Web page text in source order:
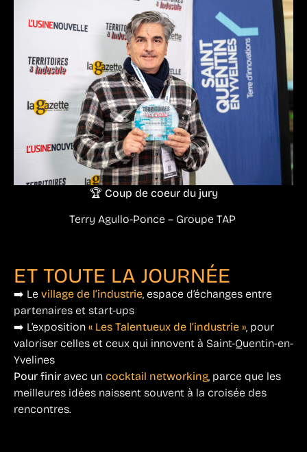
🏆 Coup de coeur du jury
Terry Agullo-Ponce – Groupe TAP
ET TOUTE LA JOURNÉE
➡️ Le village de l’industrie , espace d’échanges entre
partenaires et start-ups
➡️ L’exposition « Les Talentueux de l’industrie » , pour
valoriser celles et ceux qui innovent à Saint-Quentin-en-
Yvelines
Pour finir avec un cocktail networking , parce que les
meilleures idées naissent souvent à la croisée des
rencontres.